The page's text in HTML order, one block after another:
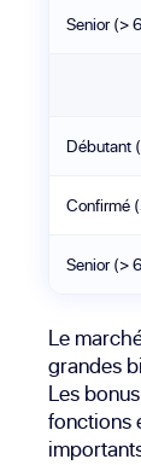
Senior (>
Débutant
Confirmé
Senior (>
Le
grandes
Les
fonctions